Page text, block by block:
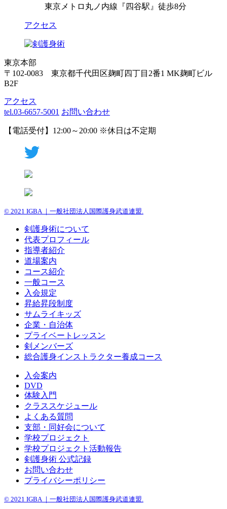
東京メトロ丸ノ内線『四谷駅』徒歩8分
アクセス
東京本部
〒102-0083 東京都千代田区麹町四丁目2番1 MK麹町ビル
B2F
アクセス
tel.03-6657-5001 お問い合わせ
【電話受付】12:00～20:00 ※休日は不定期
© 2021 IGBA ｜一般社団法人国際護身武道連盟.
剣護身術について
代表プロフィール
指導者紹介
道場案内
コース紹介
一般コース
入会規定
昇給昇段制度
サムライキッズ
企業・自治体
プライベートレッスン
剣メンバーズ
総合護身インストラクター養成コース
入会案内
DVD
体験入門
クラススケジュール
よくある質問
支部・同好会について
学校プロジェクト
学校プロジェクト活動報告
剣護身術 公式記録
お問い合わせ
プライバシーポリシー
© 2021 IGBA ｜一般社団法人国際護身武道連盟.